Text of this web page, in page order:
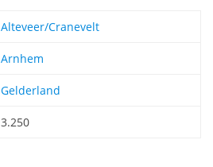
Alteveer/Cranevelt
Arnhem
Gelderland
3.250